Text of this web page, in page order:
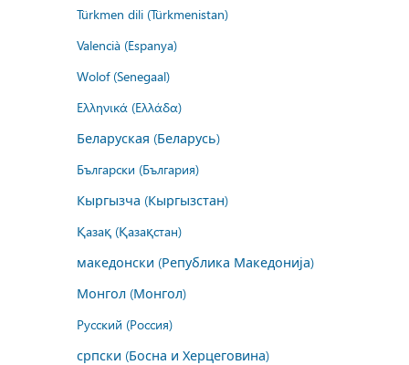
Türkmen dili (Türkmenistan)
Valencià (Espanya)
Wolof (Senegaal)
Ελληνικά (Ελλάδα)
Беларуская (Беларусь)
Български (България)
Кыргызча (Кыргызстан)
Қазақ (Қазақстан)
македонски (Република Македонија)
Монгол (Монгол)
Русский (Россия)
српски (Босна и Херцеговина)